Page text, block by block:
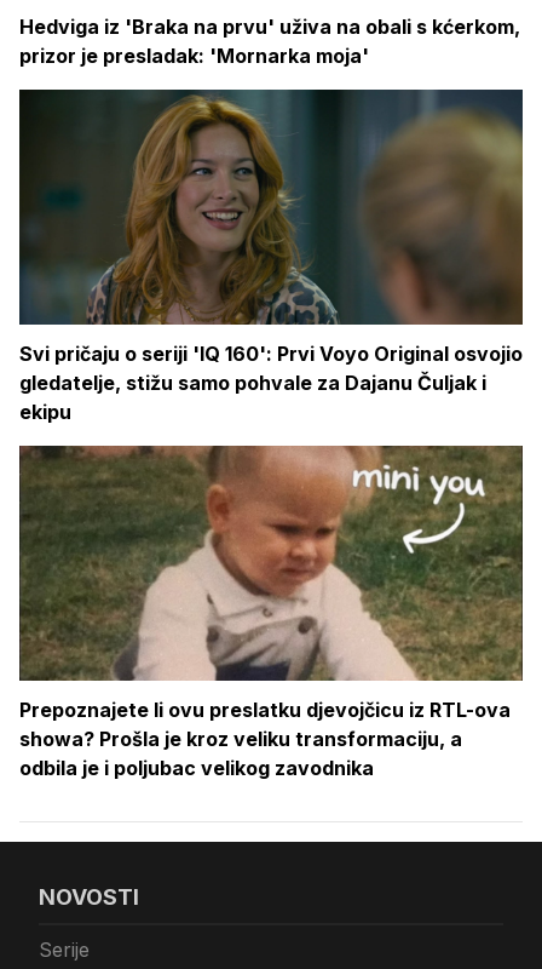
Hedviga iz 'Braka na prvu' uživa na obali s kćerkom,
prizor je presladak: 'Mornarka moja'
Svi pričaju o seriji 'IQ 160': Prvi Voyo Original osvojio
gledatelje, stižu samo pohvale za Dajanu Čuljak i
ekipu
Prepoznajete li ovu preslatku djevojčicu iz RTL-ova
showa? Prošla je kroz veliku transformaciju, a
odbila je i poljubac velikog zavodnika
NOVOSTI
Serije